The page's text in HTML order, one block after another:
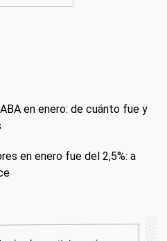
en enero: de cuánto fue y
en enero fue del 2,5%: a